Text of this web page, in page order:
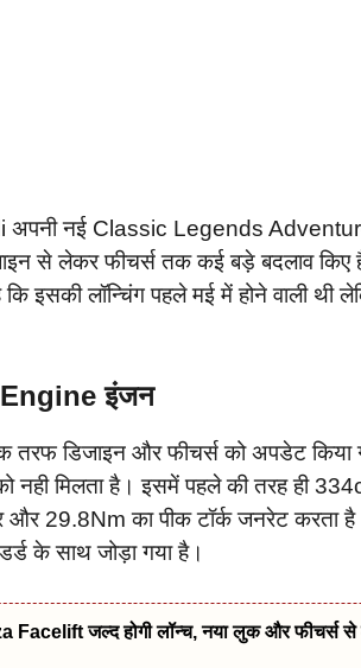
अपनी नई Classic Legends
से लेकर फीचर्स तक कई बड़े बदलाव
इसकी लॉन्चिंग पहले मई में होने वाली थी
इंजन
डिजाइन और फीचर्स को अपडेट किया
नही मिलता है। इसमें पहले की तरह ही
और 29.8Nm का पीक टॉर्क जनरेट करता
के साथ जोड़ा गया है।
जल्द होगी लॉन्च, नया लुक और फीचर्स से